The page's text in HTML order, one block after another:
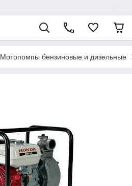
Мотопомпы бензиновые и дизельные